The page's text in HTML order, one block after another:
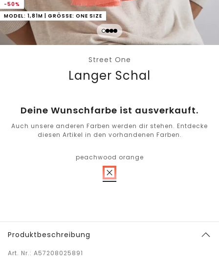
-50%
MODEL: 1,81M | GRÖSSE: ONE SIZE
Street One
Langer Schal
Deine Wunschfarbe ist ausverkauft.
Auch unsere anderen Farben werden dir stehen. Entdecke
diesen Artikel in den vorhandenen Farben.
peachwood orange
Produktbeschreibung
Art. Nr.: A57208025891